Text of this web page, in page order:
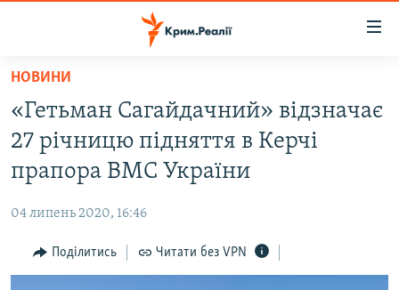
Перейти
основного
матеріалу
Перейти
до
основної
Перейти
до
ВІДЕО ТА ФОТО
БЛОГИ
ПОГЛЯД
НОВИНИ
«Гетьман Сагайдачний» відзначає
27 річницю підняття в Керчі
прапора ВМС України
04 липень 2020, 16:46
Поділитись Читати без VPN